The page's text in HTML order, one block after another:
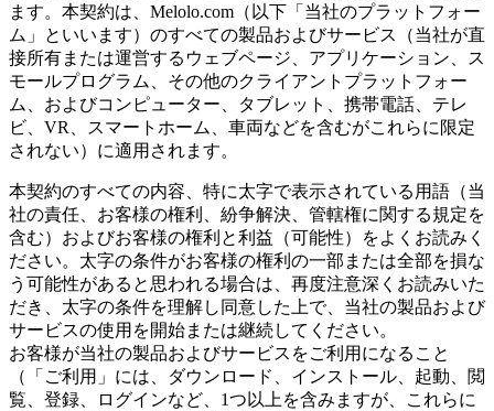
ます。本契約は、Melolo.com（以下「当社のプラットフォー
ム」といいます）のすべての製品およびサービス（当社が直
接所有または運営するウェブページ、アプリケーション、ス
モールプログラム、その他のクライアントプラットフォー
ム、およびコンピューター、タブレット、携帯電話、テレ
ビ、VR、スマートホーム、車両などを含むがこれらに限定
されない）に適用されます。
本契約のすべての内容、特に太字で表示されている用語（当
社の責任、お客様の権利、紛争解決、管轄権に関する規定を
含む）およびお客様の権利と利益（可能性）をよくお読みく
ださい。太字の条件がお客様の権利の一部または全部を損な
う可能性があると思われる場合は、再度注意深くお読みいた
だき、太字の条件を理解し同意した上で、当社の製品および
サービスの使用を開始または継続してください。
お客様が当社の製品およびサービスをご利用になること
（「ご利用」には、ダウンロード、インストール、起動、閲
覧、登録、ログインなど、1つ以上を含みますが、これらに